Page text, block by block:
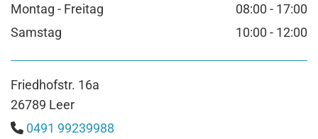
Montag - Freitag
08:00 - 17:00
Samstag
10:00 - 12:00
Fried­hof­str. 16a
26789 Leer
 0491 99239988